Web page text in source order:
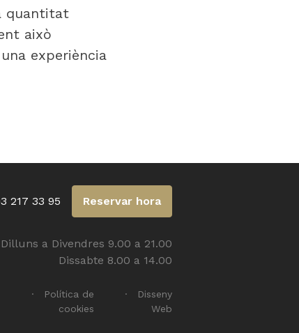
quantitat
això
experiència
217 33 95 Reservar hora
Dilluns a Divendres 9.00 a 21.00
Dissabte 8.00 a 14.00
Política de
cookies
Disseny
Web